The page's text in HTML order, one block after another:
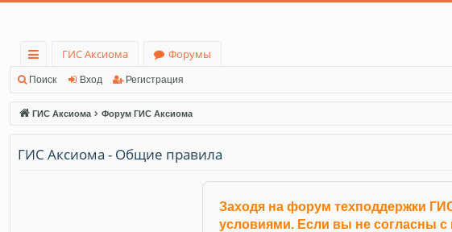
с
ы
лк
и
ГИС Аксиома
Форумы
Поиск Вход Регистрация
ГИС Аксиома Форум ГИС Аксиома
ГИС Аксиома - Общие правила
Заходя на форум техподдержки
условиями. Если вы не согласны